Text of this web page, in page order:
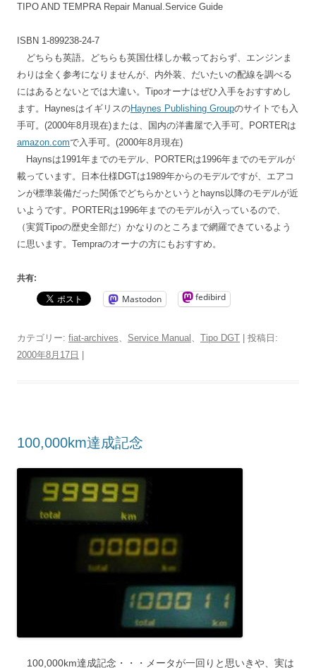
TIPO AND TEMPRA Repair Manual.Service Guide
ISBN 1-899238-24-7
どちらも英語。どちらも英国仕様しか載っておらず、エンジンま
わりは全く参考になりませんが、内外装、だいたいの配線を調べる
にはあるとないとでは大違い。Tipoオーナはぜひ入手をおすすめし
ます。HaynesはイギリスのHaynes Publishing Groupのサイトでも入
手可。(2000年8月現在)または、国内の洋書屋で入手可。PORTERは
amazon.comで入手可。(2000年8月現在)
Haynsは1991年までのモデル、PORTERは1996年までのモデルが
載っています。日本仕様DGTは1989年からのモデルですが、エアコ
ンが標準装備だった関係でどちらかというとhayns以降のモデルが近
いようです。PORTERは1996年までのモデルが入っているので、
（実質Tipoの歴史全部だ）かなりのところまで網羅できているよう
に思います。Tempraのオーナの方にもおすすめ。
共有:
Mastodon fedibird
カテゴリー: fiat-archives Service Manual Tipo DGT | 投稿日:
2000年8月17日 |
100,000km達成記念
100,000km達成記念・・・メータが一回りと思いきや、実は